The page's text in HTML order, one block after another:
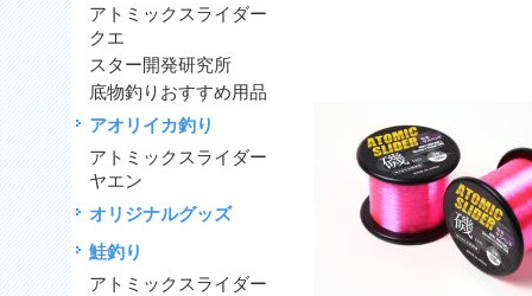
アトミックスライダー
クエ
スター開発研究所
底物釣りおすすめ用品
アオリイカ釣り
アトミックスライダー
ヤエン
オリジナルグッズ
鮭釣り
アトミックスライダー